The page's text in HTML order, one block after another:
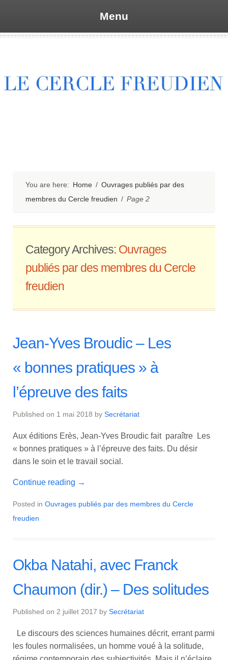
Menu
You are here: Home / Ouvrages publiés par des
membres du Cercle freudien / Page 2
Category Archives: Ouvrages
publiés par des membres du Cercle
freudien
Jean-Yves Broudic – Les
« bonnes pratiques » à
l’épreuve des faits
Published on 1 mai 2018 by Secrétariat
Aux éditions Erès, Jean-Yves Broudic fait paraître Les
« bonnes pratiques » à l’épreuve des faits. Du désir
dans le soin et le travail social.
Continue reading →
Posted in Ouvrages publiés par des membres du Cercle
freudien
Okba Natahi, avec Franck
Chaumon (dir.) – Des solitudes
Published on 2 juillet 2017 by Secrétariat
Le discours des sciences humaines décrit, errant parmi
les foules normalisées, un homme voué à la solitude,